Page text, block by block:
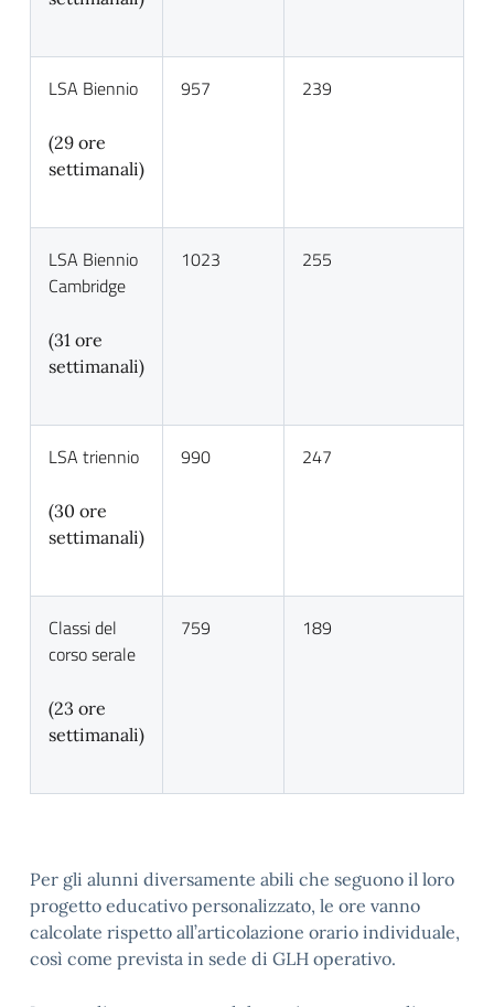
LSA Biennio
(29 ore
settimanali)
957 239
LSA Biennio
Cambridge
(31 ore
settimanali)
1023 255
LSA triennio
(30 ore
settimanali)
990 247
Classi del
corso serale
(23 ore
settimanali)
759 189
Per gli alunni diversamente abili che seguono il loro
progetto educativo personalizzato, le ore vanno
calcolate rispetto all’articolazione orario individuale,
così come prevista in sede di GLH operativo.